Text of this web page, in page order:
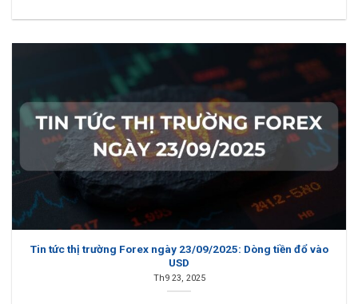
Tin tức thị trường Forex ngày 23/09/2025: Dòng tiền đổ vào
USD
Th9 23, 2025